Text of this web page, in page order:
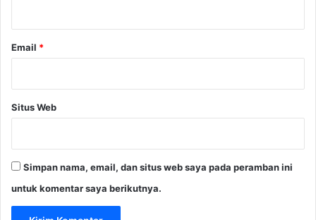
Email *
Situs Web
Simpan nama, email, dan situs web saya pada peramban ini
untuk komentar saya berikutnya.